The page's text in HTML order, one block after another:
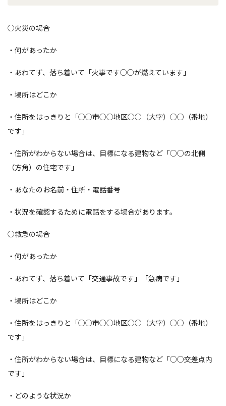
○火災の場合
・何があったか
・あわてず、落ち着いて「火事です○○が燃えています」
・場所はどこか
・住所をはっきりと「○○市○○地区○○（大字）○○（番地）
です」
・住所がわからない場合は、目標になる建物など「○○の北側
（方角）の住宅です」
・あなたのお名前・住所・電話番号
・状況を確認するために電話をする場合があります。
○救急の場合
・何があったか
・あわてず、落ち着いて「交通事故です」「急病です」
・場所はどこか
・住所をはっきりと「○○市○○地区○○（大字）○○（番地）
です」
・住所がわからない場合は、目標になる建物など「○○交差点内
です」
・どのような状況か